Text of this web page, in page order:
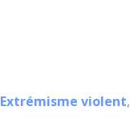
Extrémisme violent,